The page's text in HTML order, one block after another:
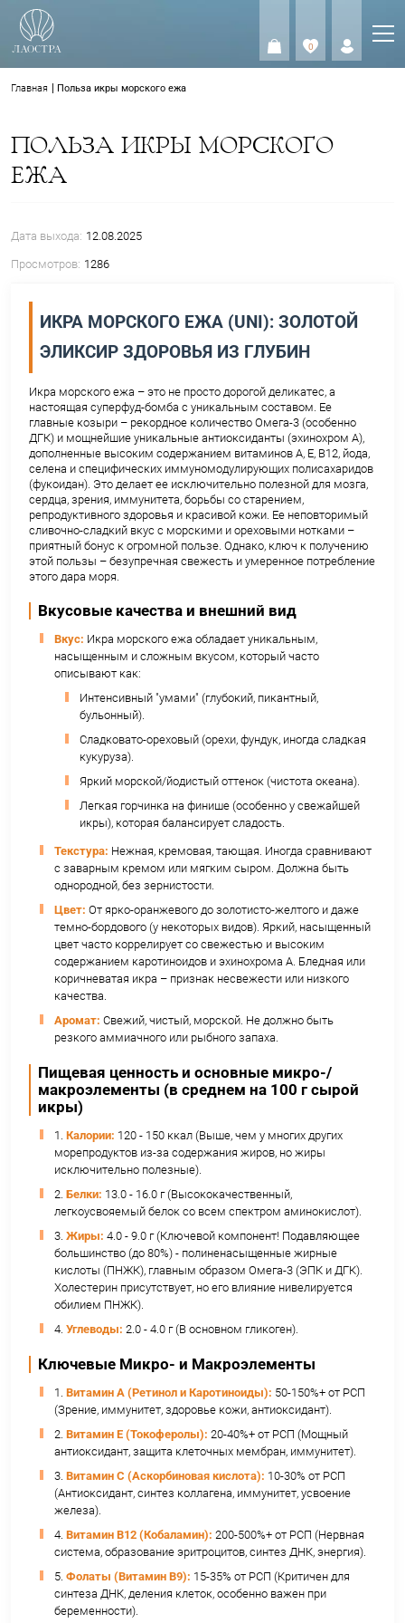
0
ПОЛЬЗА ИКРЫ
Просмотров: 1286
ИКРА МОРСКОГО ЕЖА (UNI):
ЭЛИКСИР ЗДОРОВЬЯ ИЗ ГЛУБИН
Икра морского ежа – это не просто дорогой
настоящая суперфуд-бомба с уникальным составом.
главные козыри – рекордное количество Омега-3
ДГК) и мощнейшие уникальные антиоксиданты
дополненные высоким содержанием витаминов A, E,
селена и специфических иммуномодулирующих
(фукоидан). Это делает ее исключительно полезной
сердца, зрения, иммунитета, борьбы со старением,
репродуктивного здоровья и красивой кожи. Ее
сливочно-сладкий вкус с морскими и ореховыми
приятный бонус к огромной пользе. Однако, ключ к
этой пользы – безупречная свежесть и умеренное
этого дара моря.
Вкусовые качества и внешний вид
Вкус:
Икра морского ежа обладает уникальным,
насыщенным и сложным вкусом, который часто
Интенсивный "умами" (глубокий, пикантный,
бульонный).
Сладковато-ореховый (орехи, фундук, иногда
кукуруза).
Яркий морской/йодистый оттенок (чистота
икры), которая балансирует сладость.
Нежная, кремовая, тающая. Иногда
с заварным кремом или мягким сыром. Должна
однородной, без зернистости.
Цвет:От ярко-оранжевого до золотисто-желтого
темно-бордового (у некоторых видов). Яркий,
цвет часто коррелирует со свежестью и высоким
содержанием каротиноидов и эхинохрома А.
коричневатая икра – признак несвежести или
качества.
Аромат:Свежий, чистый, морской. Не должно
резкого аммиачного или рыбного запаха.
Пищевая ценность и основные
макроэлементы (в среднем на 100 г
икры)
1.Калории:120 - 150 ккал (Выше, чем у многих
морепродуктов из-за содержания жиров, но
исключительно полезные).
2.Белки:13.0 - 16.0 г (Высококачественный,
легкоусвояемый белок со всем спектром
3.Жиры:4.0 - 9.0 г (Ключевой компонент!
кислоты (ПНЖК), главным образом Омега-3
Холестерин присутствует, но его влияние